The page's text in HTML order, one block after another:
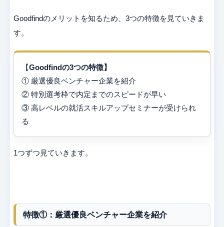
Goodfindのメリットを知るため、3つの特徴を見ていきま
す。
【Goodfindの3つの特徴】
① 厳選優良ベンチャー企業を紹介
② 特別選考枠で内定までのスピードが早い
③ 高レベルの就活スキルアップセミナーが受けられ
る
1つずつ見ていきます。
特徴①：厳選優良ベンチャー企業を紹介